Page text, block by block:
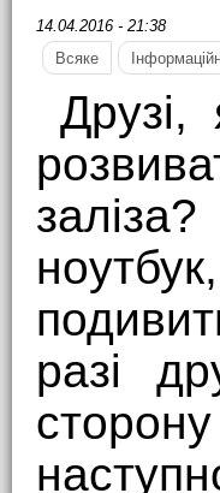
14.04.2016 - 21:38
Всяке
Друзі,
разі